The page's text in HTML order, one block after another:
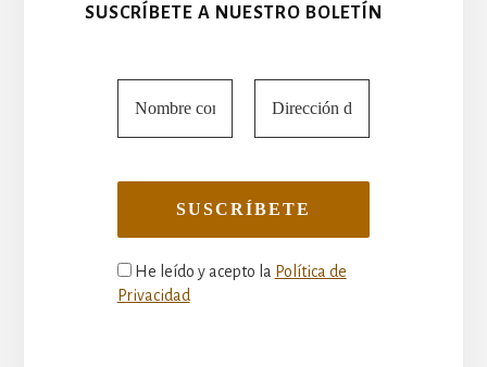
SUSCRÍBETE A NUESTRO BOLETÍN
He leído y acepto la Política de
Privacidad